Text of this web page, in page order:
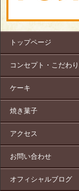
トップページ
コンセプト・こだわり
ケーキ
焼き菓子
アクセス
お問い合わせ
オフィシャルブログ